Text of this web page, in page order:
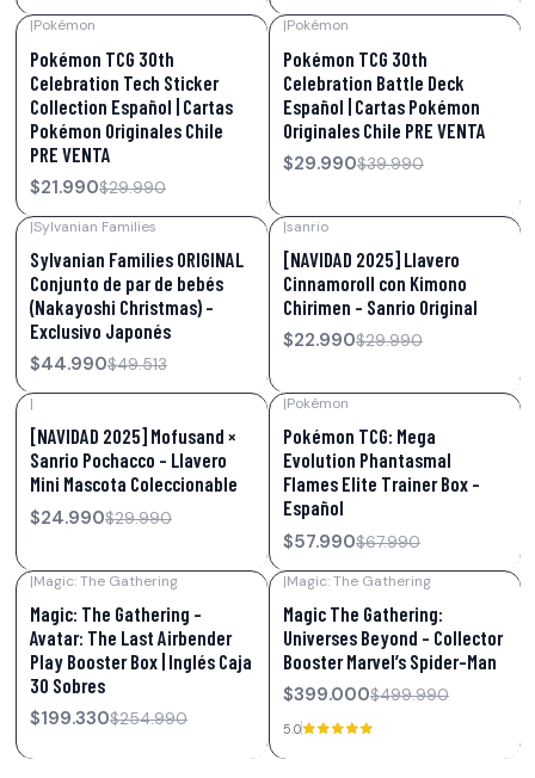
|Pokémon
Pokémon TCG 30th
Celebration Tech Sticker
Collection Español | Cartas
Pokémon Originales Chile
PRE VENTA
$21.990$29.990
|Pokémon
Pokémon TCG 30th
Celebration Battle Deck
Español | Cartas Pokémon
Originales Chile PRE VENTA
$29.990$39.990
|Sylvanian Families
Sylvanian Families ORIGINAL
Conjunto de par de bebés
(Nakayoshi Christmas) -
Exclusivo Japonés
$44.990$49.513
|sanrio
[NAVIDAD 2025] Llavero
Cinnamoroll con Kimono
Chirimen – Sanrio Original
$22.990$29.990
|
[NAVIDAD 2025] Mofusand ×
Sanrio Pochacco – Llavero
Mini Mascota Coleccionable
$24.990$29.990
|Pokémon
Pokémon TCG: Mega
Evolution Phantasmal
Flames Elite Trainer Box –
Español
$57.990$67.990
|Magic: The Gathering
Magic: The Gathering –
Avatar: The Last Airbender
Play Booster Box | Inglés Caja
30 Sobres
$199.330$254.990
|Magic: The Gathering
Magic The Gathering:
Universes Beyond – Collector
Booster Marvel’s Spider-Man
$399.000$499.990
5.0